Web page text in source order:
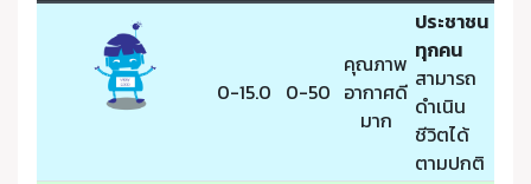
0-15.0 0-50
คุณภาพ
อากาศดี
มาก
ประชาชน
ทุกคน
สามารถ
ดำเนิน
ชีวิตได้
ตามปกติ